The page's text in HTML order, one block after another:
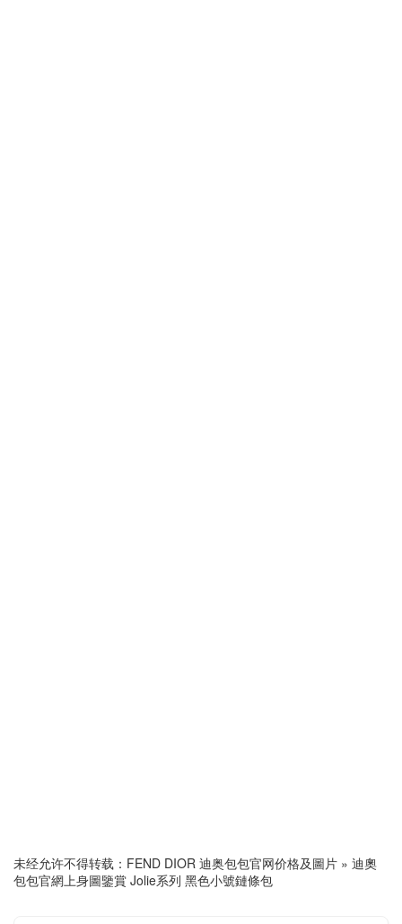
未经允许不得转载： FEND DIOR 迪奥包包官网价格及圖片 » 迪奧
包包官網上身圖鑒賞 Jolie系列 黑色小號鏈條包